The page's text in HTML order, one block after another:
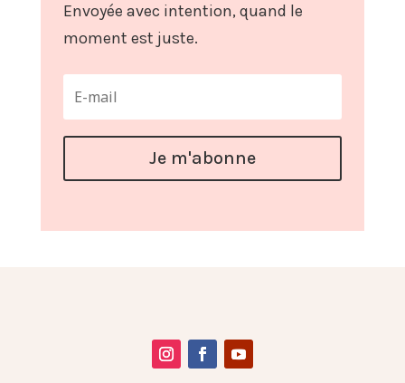
Envoyée avec intention, quand le
moment est juste.
Je m'abonne